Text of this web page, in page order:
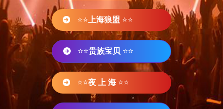
⭐⭐ 上海狼盟 ⭐⭐
⭐⭐贵族宝贝 ⭐⭐
⭐⭐夜 上 海 ⭐⭐